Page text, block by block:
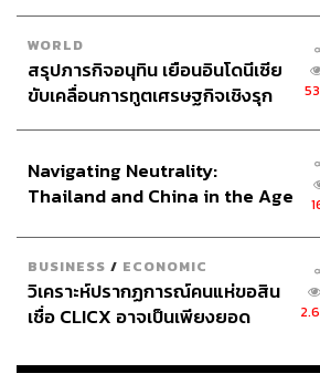
WORLD
สรุปภารกิจอนุทิน เยือนอินโดนีเซีย
ขับเคลื่อนการทูตเศรษฐกิจเชิงรุก
Navigating Neutrality:
Thailand and China in the Age
BUSINESS / ECONOMIC
วิเคราะห์ปรากฏการณ์คนแห่ขอสิน
เชื่อ CLICX อาจเป็นเพียงยอด
เรือนไทยที่ถูกซุกไว้